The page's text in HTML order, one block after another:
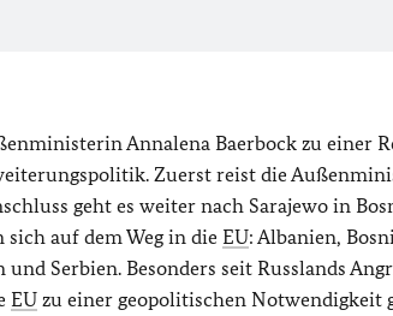
Annalena Baerbock zu einer
Zuerst reist die
geht es weiter nach Sarajewo in
sich auf dem Weg in die EU: Albanien,
und Serbien. Besonders seit Russlands
EU zu einer geopolitischen Notwendigkeit